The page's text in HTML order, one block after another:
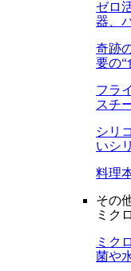
ゼロ
器、
奇跡
要の“
フラ
スチ
シリ
いシ
料理
その
ミク
ミク
菌や